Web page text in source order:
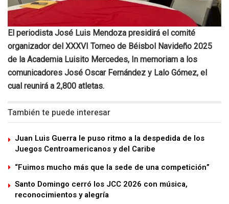
El periodista José Luis Mendoza presidirá el comité
organizador del XXXVI Torneo de Béisbol Navideño 2025
de la Academia Luisito Mercedes, In memoriam a los
comunicadores José Oscar Fernández y Lalo Gómez, el
cual reunirá a 2,800 atletas.
También te puede interesar
Juan Luis Guerra le puso ritmo a la despedida de los
Juegos Centroamericanos y del Caribe
“Fuimos mucho más que la sede de una competición”
Santo Domingo cerró los JCC 2026 con música,
reconocimientos y alegría